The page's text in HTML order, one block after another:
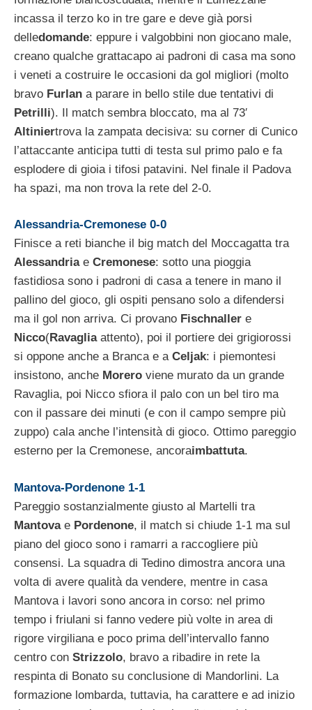
incassa il terzo ko in tre gare e deve già porsi
delledomande: eppure i valgobbini non giocano male,
creano qualche grattacapo ai padroni di casa ma sono
i veneti a costruire le occasioni da gol migliori (molto
bravo Furlan a parare in bello stile due tentativi di
Petrilli). Il match sembra bloccato, ma al 73′
Altiniertrova la zampata decisiva: su corner di Cunico
l’attaccante anticipa tutti di testa sul primo palo e fa
esplodere di gioia i tifosi patavini. Nel finale il Padova
ha spazi, ma non trova la rete del 2-0.
Alessandria-Cremonese 0-0
Finisce a reti bianche il big match del Moccagatta tra
Alessandriae Cremonese: sotto una pioggia
fastidiosa sono i padroni di casa a tenere in mano il
pallino del gioco, gli ospiti pensano solo a difendersi
ma il gol non arriva. Ci provano Fischnaller e
Nicco(Ravagliaattento), poi il portiere dei grigiorossi
si oppone anche a Branca e a Celjak: i piemontesi
insistono, anche Morero viene murato da un grande
Ravaglia, poi Nicco sfiora il palo con un bel tiro ma
con il passare dei minuti (e con il campo sempre più
zuppo) cala anche l’intensità di gioco. Ottimo pareggio
esterno per la Cremonese, ancoraimbattuta.
Mantova-Pordenone 1-1
Pareggio sostanzialmente giusto al Martelli tra
Mantovae Pordenone, il match si chiude 1-1 ma sul
piano del gioco sono i ramarri a raccogliere più
consensi. La squadra di Tedino dimostra ancora una
volta di avere qualità da vendere, mentre in casa
Mantova i lavori sono ancora in corso: nel primo
tempo i friulani si fanno vedere più volte in area di
rigore virgiliana e poco prima dell’intervallo fanno
centro con Strizzolo, bravo a ribadire in rete la
respinta di Bonato su conclusione di Mandorlini. La
formazione lombarda, tuttavia, ha carattere e ad inizio